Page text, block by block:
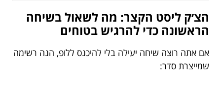
הצ׳ק ליסט הקצר: מה לשאול בשיחה
הראשונה כדי להרגיש בטוחים
אם אתה רוצה שיחה יעילה בלי להיכנס ללופ, הנה רשימה
שמייצרת סדר: